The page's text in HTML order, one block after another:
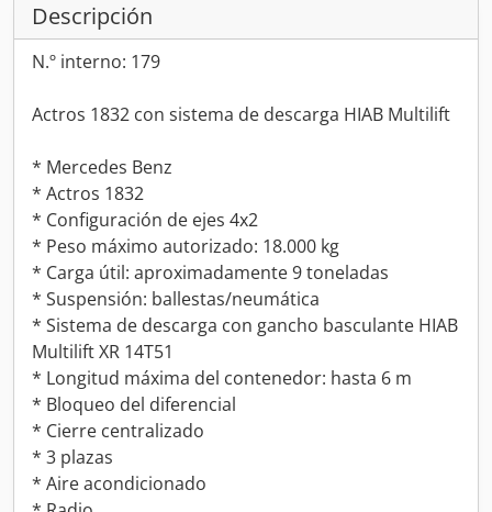
Descripción
N.º interno: 179
Actros 1832 con sistema de descarga HIAB Multilift
* Mercedes Benz
* Actros 1832
* Configuración de ejes 4x2
* Peso máximo autorizado: 18.000 kg
* Carga útil: aproximadamente 9 toneladas
* Suspensión: ballestas/neumática
* Sistema de descarga con gancho basculante HIAB
Multilift XR 14T51
* Longitud máxima del contenedor: hasta 6 m
* Bloqueo del diferencial
* Cierre centralizado
* 3 plazas
* Aire acondicionado